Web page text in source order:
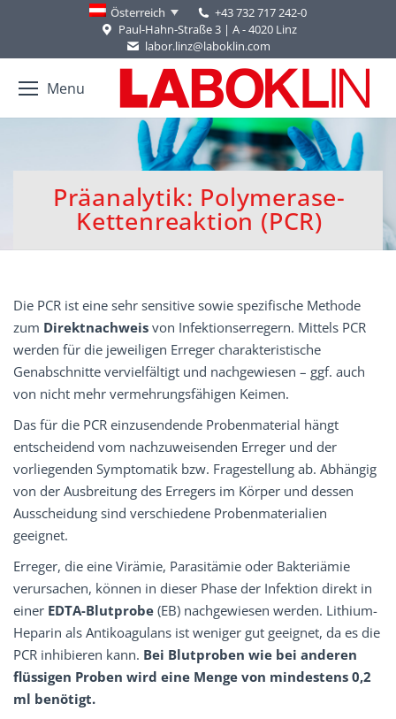
Österreich
+43 732 717 242-0
Paul-Hahn-Straße 3 | A - 4020 Linz
labor.linz@laboklin.com
Menu
Präanalytik: Polymerase-
Kettenreaktion (PCR)
You are here:
Die PCR ist eine sehr sensitive sowie spezifische Methode
zum Direktnachweis von Infektionserregern. Mittels PCR
werden für die jeweiligen Erreger charakteristische
Genabschnitte vervielfältigt und nachgewiesen – ggf. auch
von nicht mehr vermehrungsfähigen Keimen.
Das für die PCR einzusendende Probenmaterial hängt
entscheidend vom nachzuweisenden Erreger und der
vorliegenden Symptomatik bzw. Fragestellung ab. Abhängig
von der Ausbreitung des Erregers im Körper und dessen
Ausscheidung sind verschiedene Probenmaterialien
geeignet.
Erreger, die eine Virämie, Parasitämie oder Bakteriämie
verursachen, können in dieser Phase der Infektion direkt in
einer EDTA-Blutprobe (EB) nachgewiesen werden. Lithium-
Heparin als Antikoagulans ist weniger gut geeignet, da es die
PCR inhibieren kann. Bei Blutproben wie bei anderen
flüssigen Proben wird eine Menge von mindestens 0,2
ml benötigt.